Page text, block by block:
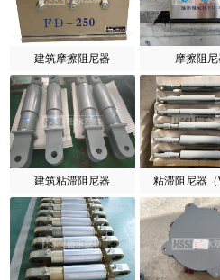
建筑摩擦阻尼器 摩擦阻
建筑粘滞阻尼器 粘滞阻尼器（